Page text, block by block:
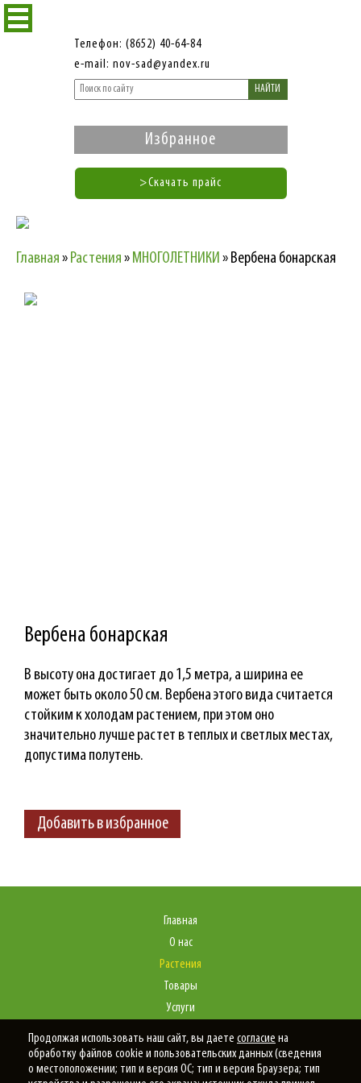
Телефон: (8652) 40-64-84
e-mail: nov-sad@yandex.ru
НАЙТИ
Избранное
>Скачать прайс
Главная» Растения» МНОГОЛЕТНИКИ » Вербена бонарская
Вербена бонарская
В высоту она достигает до 1,5 метра, а ширина ее
может быть около 50 см. Вербена этого вида считается
стойким к холодам растением, при этом оно
значительно лучше растет в теплых и светлых местах,
допустима полутень.
Добавить в избранное
Главная
О нас
Растения
Товары
Услуги
Статьи
Контакты
Продолжая использовать наш сайт, вы даете согласие на
обработку файлов cookie и пользовательских данных (сведения
о местоположении; тип и версия ОС; тип и версия Браузера; тип